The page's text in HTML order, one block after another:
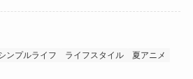
ンプルライフ ライフスタイル 夏アニメ